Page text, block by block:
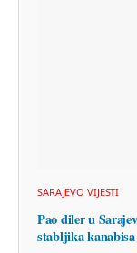
SARAJEVO VIJESTI
Pao diler u
stabljika